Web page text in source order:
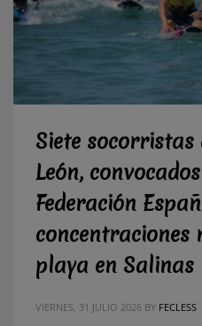
Siete socorristas
León,
Federación
concentraciones
playa en Salinas
VIERNES, 31 JULIO 2026 BY FECLESS